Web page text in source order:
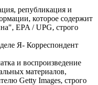
републикация и
которое содержит
EPA / UPG, строго
Я- Корреспондент
и воспроизведение
материалов,
Getty Images, строго